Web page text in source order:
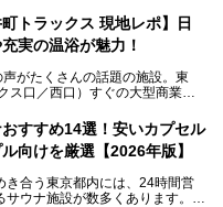
ルの銭湯です。
ザイナーズ銭湯」や「ネオ銭
がどんな銭湯なのか、その気に
おすすめの順番で一挙にご紹介
トラックス 現地レポ】日
実の温浴が魅力！
がたくさんの話題の施設。東
ス口／西口）すぐの大型商業施
ューオープン。施設の様子をレ
すすめ14選！安いカプセル
向けを厳選【2026年版】
き合う東京都内には、24時間営
ウナ施設が数多くあります。